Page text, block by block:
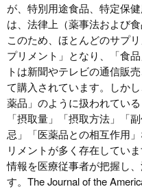
が、特別用途食品、特定保
は、法律上（薬事法および
このため、ほとんどのサプ
プリメント」となり、「食
トは新聞やテレビの通信販
て購入されています。しか
薬品」のように扱われてい
「摂取量」「摂取方法」「
忌」「医薬品との相互作用
リメントが多く存在してい
情報を医療従事者が把握し
す。The Journal of the